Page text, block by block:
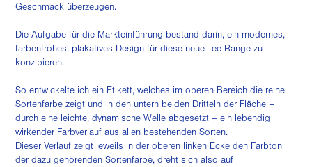
Geschmack überzeugen.
Die Aufgabe für die Markteinführung bestand darin, ein modernes,
farbenfrohes, plakatives Design für diese neue Tee-Range zu
konzipieren.
So entwickelte ich ein Etikett, welches im oberen Bereich die reine
Sortenfarbe zeigt und in den untern beiden Dritteln der Fläche –
durch eine leichte, dynamische Welle abgesetzt – ein lebendig
wirkender Farbverlauf aus allen bestehenden Sorten.
Dieser Verlauf zeigt jeweils in der oberen linken Ecke den Farbton
der dazu gehörenden Sortenfarbe, dreht sich also auf